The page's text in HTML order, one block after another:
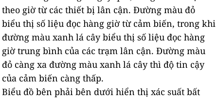
theo giờ từ các thiết bị lân cận. Đường màu đỏ
biểu thị số liệu đọc hàng giờ từ cảm biến, trong khi
đường màu xanh lá cây biểu thị số liệu đọc hàng
giờ trung bình của các trạm lân cận. Đường màu
đỏ càng xa đường màu xanh lá cây thì độ tin cậy
của cảm biến càng thấp.
Biểu đồ bên phải bên dưới hiển thị xác suất bất